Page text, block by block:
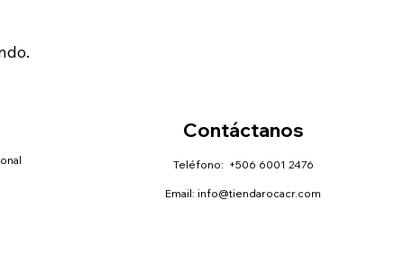
Contáctanos
Teléfono: +506 6001 2476
Email: info@tiendarocacr.com